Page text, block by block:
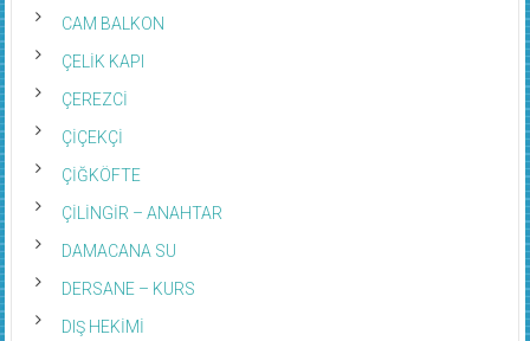
CAM BALKON
ÇELİK KAPI
ÇEREZCİ
ÇİÇEKÇİ
ÇİĞKÖFTE
ÇİLİNGİR – ANAHTAR
DAMACANA SU
DERSANE – KURS
DIŞ HEKİMİ